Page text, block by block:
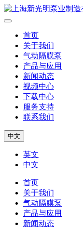
首页
关于我们
气动隔膜泵
产品与应用
新闻动态
视频中心
下载中心
服务支持
联系我们
中文
英文
中文
首页
关于我们
气动隔膜泵
产品与应用
新闻动态